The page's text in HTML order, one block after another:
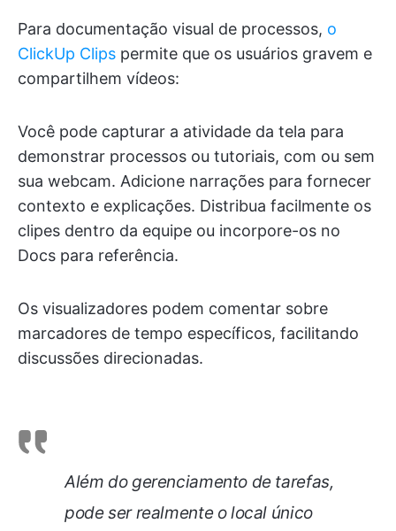
Para documentação visual de processos, o
ClickUp Clips permite que os usuários gravem e
compartilhem vídeos:
Você pode capturar a atividade da tela para
demonstrar processos ou tutoriais, com ou sem
sua webcam. Adicione narrações para fornecer
contexto e explicações. Distribua facilmente os
clipes dentro da equipe ou incorpore-os no
Docs para referência.
Os visualizadores podem comentar sobre
marcadores de tempo específicos, facilitando
discussões direcionadas.
Além do gerenciamento de tarefas,
pode ser realmente o local único